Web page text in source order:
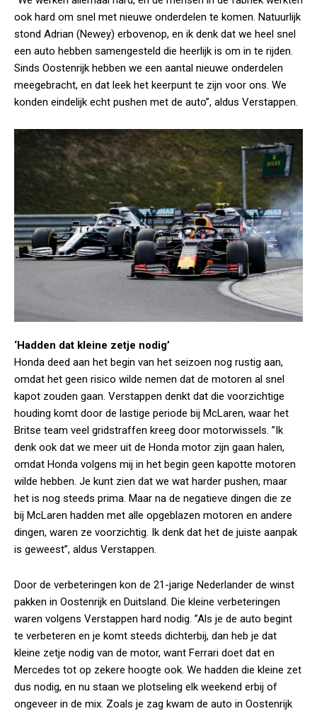
ook hard om snel met nieuwe onderdelen te komen. Natuurlijk
stond Adrian (Newey) erbovenop, en ik denk dat we heel snel
een auto hebben samengesteld die heerlijk is om in te rijden.
Sinds Oostenrijk hebben we een aantal nieuwe onderdelen
meegebracht, en dat leek het keerpunt te zijn voor ons. We
konden eindelijk echt pushen met de auto”, aldus Verstappen.
‘Hadden dat kleine zetje nodig’
Honda deed aan het begin van het seizoen nog rustig aan,
omdat het geen risico wilde nemen dat de motoren al snel
kapot zouden gaan. Verstappen denkt dat die voorzichtige
houding komt door de lastige periode bij McLaren, waar het
Britse team veel gridstraffen kreeg door motorwissels. ”Ik
denk ook dat we meer uit de Honda motor zijn gaan halen,
omdat Honda volgens mij in het begin geen kapotte motoren
wilde hebben. Je kunt zien dat we wat harder pushen, maar
het is nog steeds prima. Maar na de negatieve dingen die ze
bij McLaren hadden met alle opgeblazen motoren en andere
dingen, waren ze voorzichtig. Ik denk dat het de juiste aanpak
is geweest”, aldus Verstappen.
Door de verbeteringen kon de 21-jarige Nederlander de winst
pakken in Oostenrijk en Duitsland. Die kleine verbeteringen
waren volgens Verstappen hard nodig. ”Als je de auto begint
te verbeteren en je komt steeds dichterbij, dan heb je dat
kleine zetje nodig van de motor, want Ferrari doet dat en
Mercedes tot op zekere hoogte ook. We hadden die kleine zet
dus nodig, en nu staan we plotseling elk weekend erbij of
ongeveer in de mix. Zoals je zag kwam de auto in Oostenrijk